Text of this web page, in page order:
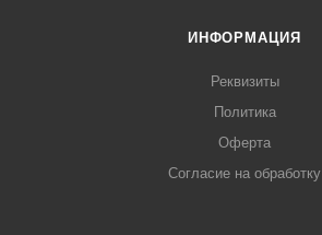
ИНФОРМАЦИЯ
Реквизиты
Политика
Оферта
Согласие на обработку